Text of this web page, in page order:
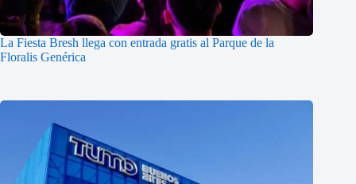
La Fiesta Bresh llega con entrada gratis al Parque de la
Floralis Genérica